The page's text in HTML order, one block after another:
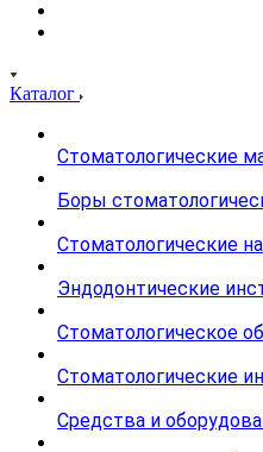
Каталог
Стоматологические
Боры
Стоматологические
Эндодонтические
Стоматологическое
Стоматологические
Средства и